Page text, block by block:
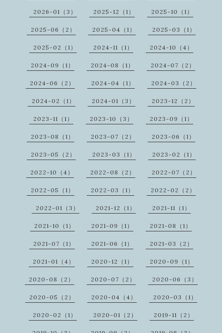
2026-01（3） 2025-12（1） 2025-10（1）
2025-06（2） 2025-04（1） 2025-03（1）
2025-02（1） 2024-11（1） 2024-10（4）
2024-09（1） 2024-08（1） 2024-07（2）
2024-06（2） 2024-04（1） 2024-03（2）
2024-02（1） 2024-01（3） 2023-12（2）
2023-11（1） 2023-10（3） 2023-09（1）
2023-08（1） 2023-07（2） 2023-06（1）
2023-05（2） 2023-03（1） 2023-02（1）
2022-10（4） 2022-08（2） 2022-07（2）
2022-05（1） 2022-03（1） 2022-02（2）
2022-01（3） 2021-12（1） 2021-11（1）
2021-10（1） 2021-09（1） 2021-08（1）
2021-07（1） 2021-06（1） 2021-03（2）
2021-01（4） 2020-12（1） 2020-09（1）
2020-08（2） 2020-07（2） 2020-06（3）
2020-05（2） 2020-04（4） 2020-03（1）
2020-02（1） 2020-01（2） 2019-11（2）